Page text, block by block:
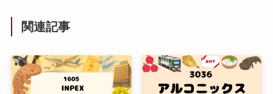
関連記事